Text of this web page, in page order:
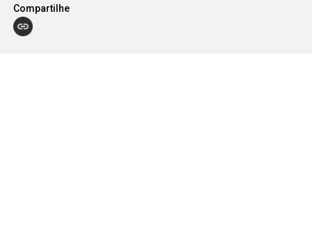
Compartilhe